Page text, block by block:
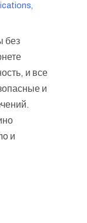
без
и все
и
и